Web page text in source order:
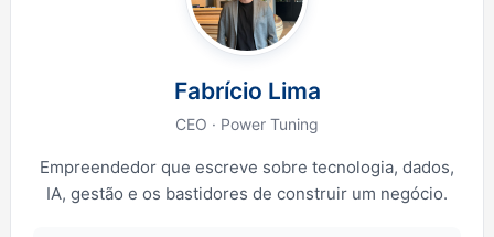
Fabrício Lima
CEO · Power Tuning
Empreendedor que escreve sobre tecnologia, dados,
IA, gestão e os bastidores de construir um negócio.